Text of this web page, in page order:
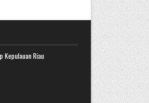
Kepulauan Riau